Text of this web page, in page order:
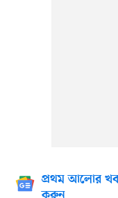
প্রথম আলোর